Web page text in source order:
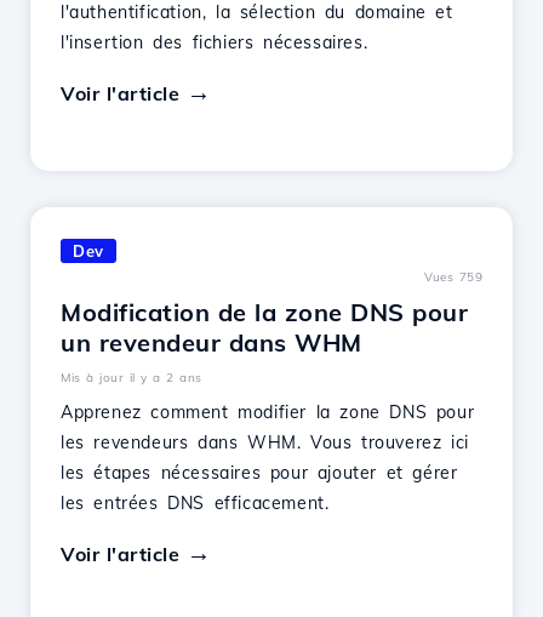
l'authentification, la sélection du domaine et
l'insertion des fichiers nécessaires.
Voir l'article
Dev
Vues 759
Modification de la zone DNS pour
un revendeur dans WHM
Mis à jour il y a 2 ans
Apprenez comment modifier la zone DNS pour
les revendeurs dans WHM. Vous trouverez ici
les étapes nécessaires pour ajouter et gérer
les entrées DNS efficacement.
Voir l'article